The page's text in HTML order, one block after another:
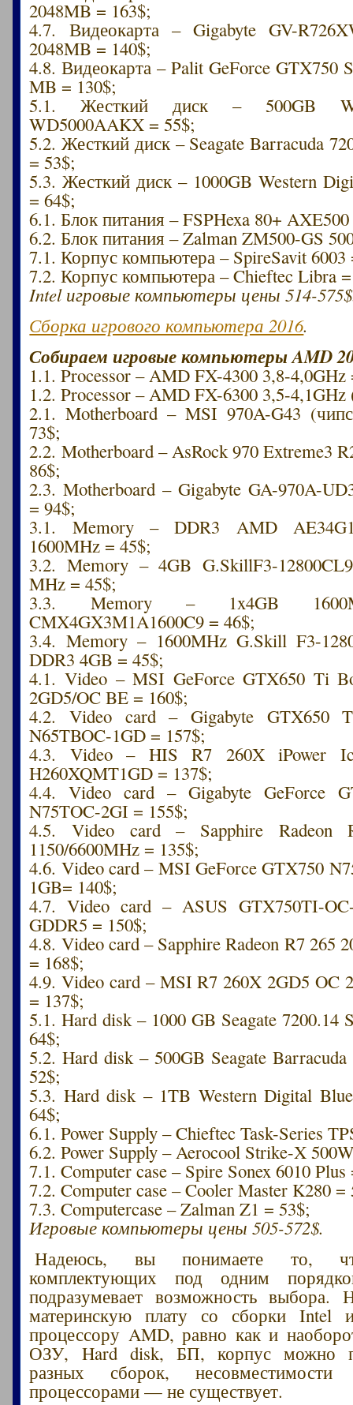
2048MB = 163$;
4.7. Видеокарта – Gigabyte GV-
2048MB = 140$;
4.8. Видеокарта – Palit GeForce GTX750
MB = 130$;
5.1. Жесткий диск – 500GB
WD5000AAKX = 55$;
5.2. Жесткий диск – Seagate Barracuda
= 53$;
5.3. Жесткий диск – 1000GB Western
= 64$;
6.1. Блок питания – FSPHexa 80+
6.2. Блок питания – Zalman ZM500-GS
7.1. Корпус компьютера – SpireSavit 6003
7.2. Корпус компьютера – Chieftec Libra
Intel игровые компьютеры цены 514-
Сборка игрового компьютера 2016.
Собираем игровые компьютеры AMD
1.1. Processor – AMD FX-4300 3,8-4,0GHz
1.2. Processor – AMD FX-6300 3,5-
2.1. Motherboard – MSI 970A-G43
73$;
2.2. Motherboard – AsRock 970 Extreme3
86$;
2.3. Motherboard – Gigabyte GA-970A-
= 94$;
3.1. Memory – DDR3 AMD
1600MHz = 45$;
3.2. Memory – 4GB G.SkillF3-
MHz = 45$;
3.3. Memory – 1x4GB
CMX4GX3M1A1600C9 = 46$;
3.4. Memory – 1600MHz G.Skill F3-
DDR3 4GB = 45$;
4.1. Video – MSI GeForce GTX650 Ti
2GD5/OC BE = 160$;
4.2. Video card – Gigabyte GTX650
N65TBOC-1GD = 157$;
4.3. Video – HIS R7 260X iPower
H260XQMT1GD = 137$;
4.4. Video card – Gigabyte GeForce
N75TOC-2GI = 155$;
4.5. Video card – Sapphire Radeon
1150/6600MHz = 135$;
4.6. Video card – MSI GeForce GTX750
1GB= 140$;
4.7. Video card – ASUS GTX750TI-
GDDR5 = 150$;
4.8. Video card – Sapphire Radeon R7 265
= 168$;
4.9. Video card – MSI R7 260X 2GD5 OC
= 137$;
5.1. Hard disk – 1000 GB Seagate 7200.14
64$;
5.2. Hard disk – 500GB Seagate
52$;
5.3. Hard disk – 1TB Western Digital
64$;
6.1. Power Supply – Chieftec Task-Series
6.2. Power Supply – Aerocool Strike-X
7.1. Computer case – Spire Sonex 6010 Plus
7.2. Computer case – Cooler Master K280 =
7.3. Computercase – Zalman Z1 = 53$;
Игровые компьютеры цены 505-572$.
Надеюсь, вы понимаете то,
комплектующих под одним
подразумевает возможность выбора.
материнскую плату со сборки Intel
процессору AMD, равно как и
ОЗУ, Hard disk, БП, корпус можно
разных сборок,
процессорами — не существует.